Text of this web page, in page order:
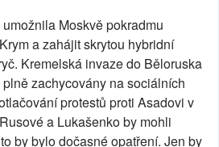
Moskvě pokradmu
a zahájit skrytou hybridní
Kremelská invaze do Běloruska
zachycovány na sociálních
protestů proti Asadovi v
a Lukašenko by mohli
by bylo dočasné opatření. Jen by